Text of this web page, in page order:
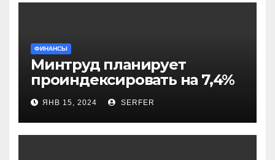
ФИНАНСЫ
Минтруд планирует
проиндексировать на 7,4%
более 40 выплат и
компенсаций
ЯНВ 15, 2024 SERFER